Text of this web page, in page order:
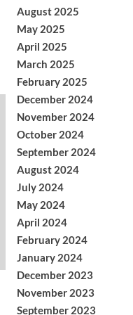
August 2025
May 2025
April 2025
March 2025
February 2025
December 2024
November 2024
October 2024
September 2024
August 2024
July 2024
May 2024
April 2024
February 2024
January 2024
December 2023
November 2023
September 2023